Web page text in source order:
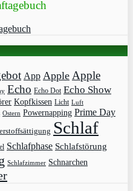
App Apple Apple
Echo Echo Dot Echo Show
Kopfkissen Licht Luft
Ostern Powernapping Prime Day
Schlaf
Schlafphase Schlafstörung
Schlafzimmer Schnarchen